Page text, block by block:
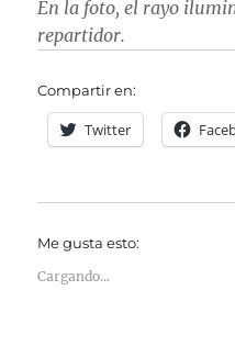
En la foto, el rayo
repartidor.
Compartir en:
Twitter
Me gusta esto:
Cargando...